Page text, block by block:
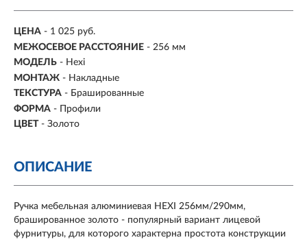
ЦЕНА - 1 025 руб.
МЕЖОСЕВОЕ РАССТОЯНИЕ - 256 мм
МОДЕЛЬ - Hexi
МОНТАЖ - Накладные
ТЕКСТУРА - Брашированные
ФОРМА - Профили
ЦВЕТ - Золото
ОПИСАНИЕ
Ручка мебельная алюминиевая HEXI 256мм/290мм,
брашированное золото - популярный вариант лицевой
фурнитуры, для которого характерна простота конструкции